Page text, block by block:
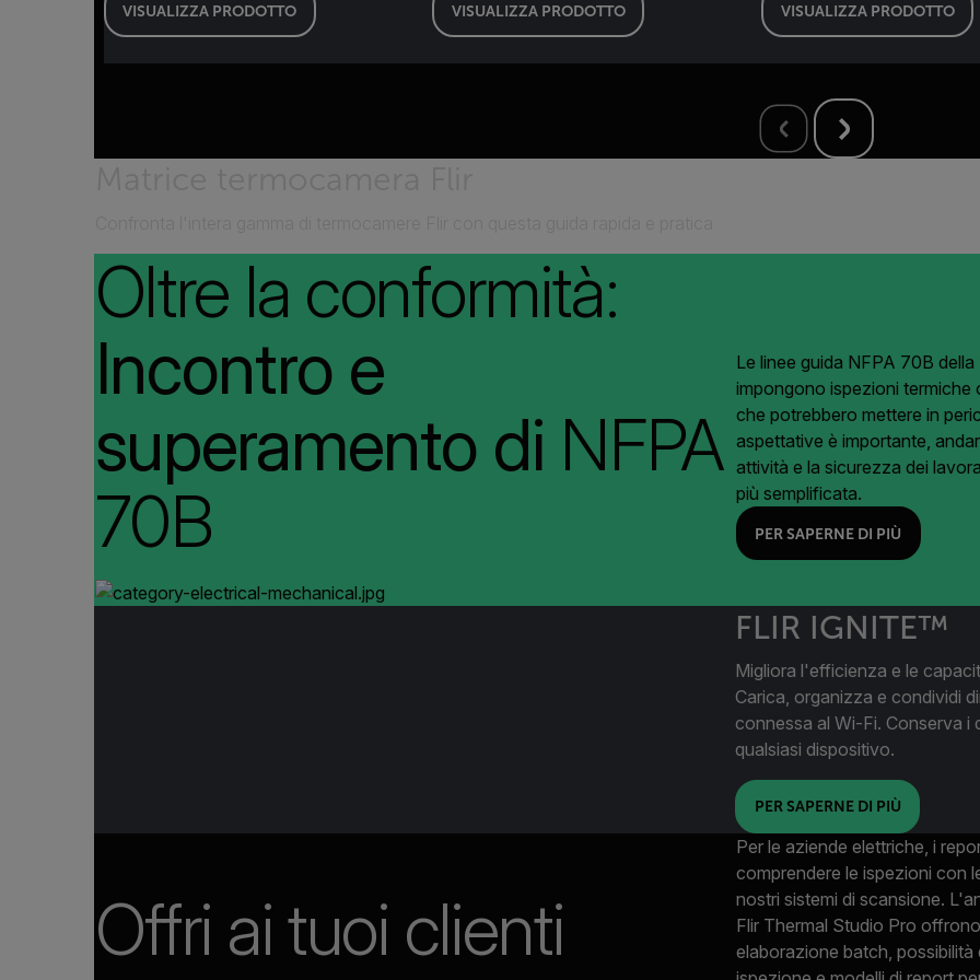
VISUALIZZA PRODOTTO VISUALIZZA PRODOTTO VISUALIZZA PRODOTTO
Oltre la conformità:
Incontro e
superamento di NFPA
70B
Le linee guida NFPA 70B
impongono ispezioni termiche
che potrebbero mettere in
aspettative è importante,
attività e la sicurezza dei
più semplificata.
PER SAPERNE DI PIÙ
FLIR IGNITE™
Migliora l'efficienza e le
Carica, organizza e condividi
connessa al Wi-Fi. Conserva i
qualsiasi dispositivo.
PER SAPERNE DI PIÙ
Offri ai tuoi clienti
Per le aziende elettriche, i
comprendere le ispezioni con
nostri sistemi di scansione.
Flir Thermal Studio Pro
elaborazione batch,